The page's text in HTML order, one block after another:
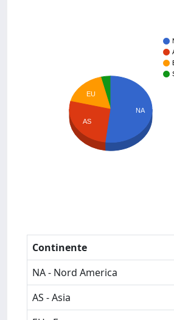
EU
AS
NA
Continente
NA - Nord America
AS - Asia